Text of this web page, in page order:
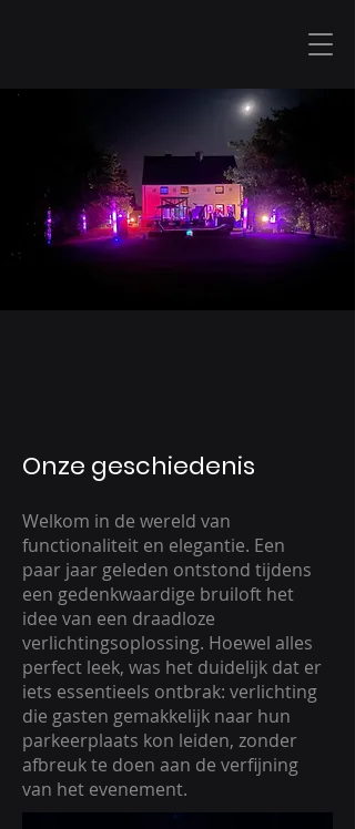
Onze geschiedenis
Welkom in de wereld van
functionaliteit en elegantie. Een
paar jaar geleden ontstond tijdens
een gedenkwaardige bruiloft het
idee van een draadloze
verlichtingsoplossing. Hoewel alles
perfect leek, was het duidelijk dat er
iets essentieels ontbrak: verlichting
die gasten gemakkelijk naar hun
parkeerplaats kon leiden, zonder
afbreuk te doen aan de verfijning
van het evenement.